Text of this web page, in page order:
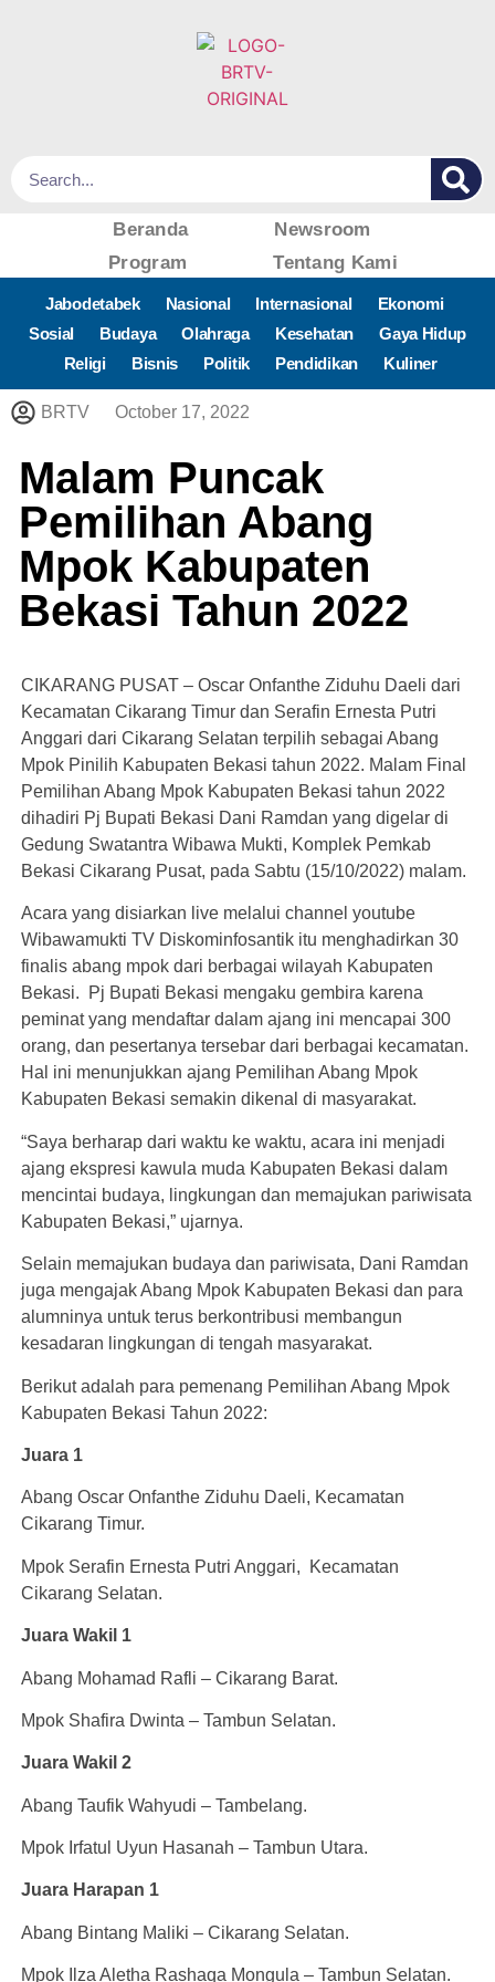
Beranda
Newsroom
Program
Tentang Kami
Jabodetabek Nasional Internasional
Ekonomi
Sosial
Budaya Olahraga Kesehatan
Gaya Hidup
Religi
Bisnis Politik Pendidikan Kuliner
BRTV October 17, 2022
Malam Puncak
Pemilihan Abang
Mpok Kabupaten
Bekasi Tahun 2022
CIKARANG PUSAT – Oscar Onfanthe Ziduhu Daeli dari
Kecamatan Cikarang Timur dan Serafin Ernesta Putri
Anggari dari Cikarang Selatan terpilih sebagai Abang
Mpok Pinilih Kabupaten Bekasi tahun 2022. Malam Final
Pemilihan Abang Mpok Kabupaten Bekasi tahun 2022
dihadiri Pj Bupati Bekasi Dani Ramdan yang digelar di
Gedung Swatantra Wibawa Mukti, Komplek Pemkab
Bekasi Cikarang Pusat, pada Sabtu (15/10/2022) malam.
Acara yang disiarkan live melalui channel youtube
Wibawamukti TV Diskominfosantik itu menghadirkan 30
finalis abang mpok dari berbagai wilayah Kabupaten
Bekasi. Pj Bupati Bekasi mengaku gembira karena
peminat yang mendaftar dalam ajang ini mencapai 300
orang, dan pesertanya tersebar dari berbagai kecamatan.
Hal ini menunjukkan ajang Pemilihan Abang Mpok
Kabupaten Bekasi semakin dikenal di masyarakat.
“Saya berharap dari waktu ke waktu, acara ini menjadi
ajang ekspresi kawula muda Kabupaten Bekasi dalam
mencintai budaya, lingkungan dan memajukan pariwisata
Kabupaten Bekasi,” ujarnya.
Selain memajukan budaya dan pariwisata, Dani Ramdan
juga mengajak Abang Mpok Kabupaten Bekasi dan para
alumninya untuk terus berkontribusi membangun
kesadaran lingkungan di tengah masyarakat.
Berikut adalah para pemenang Pemilihan Abang Mpok
Kabupaten Bekasi Tahun 2022:
Juara 1
Abang Oscar Onfanthe Ziduhu Daeli, Kecamatan
Cikarang Timur.
Mpok Serafin Ernesta Putri Anggari, Kecamatan
Cikarang Selatan.
Juara Wakil 1
Abang Mohamad Rafli – Cikarang Barat.
Mpok Shafira Dwinta – Tambun Selatan.
Juara Wakil 2
Abang Taufik Wahyudi – Tambelang.
Mpok Irfatul Uyun Hasanah – Tambun Utara.
Juara Harapan 1
Abang Bintang Maliki – Cikarang Selatan.
Mpok Ilza Aletha Rashaqa Mongula – Tambun Selatan.